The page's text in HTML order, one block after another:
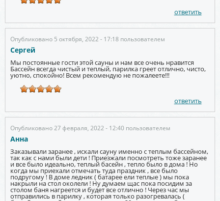
ответить
Опубликовано 5 октября, 2022 - 17:18 пользователем
Сергей
Мы постоянные гости этой сауны и нам все очень нравится
Бассейн всегда чистый и теплый, парилка греет отлично, чисто,
уютно, спокойно! Всем рекомендую не пожалеете!!!
ответить
Опубликовано 27 февраля, 2022 - 12:40 пользователем
Анна
Заказывали заранее , искали сауну именно с теплым бассейном,
так как с нами были дети ! Приезжали посмотреть тоже заранее
и все было идеально, теплый басейн , тепло было в дома ! Но
когда мы приехали отмечать туда праздник , все было
подругому ! В доме ледник ( батарее ели теплые ) мы пока
накрыли на стол околели ! Ну думаем щас пока посидим за
столом баня нагреется и будет все отлично ! Через час мы
отправились в парилку , которая только разогревалась (